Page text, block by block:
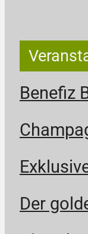
Benefiz
Der